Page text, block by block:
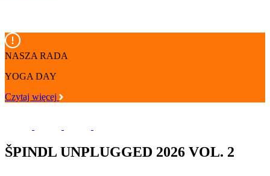
NASZA RADA
YOGA DAY
Czytaj więcej
ŠPINDL UNPLUGGED 2026 VOL. 2